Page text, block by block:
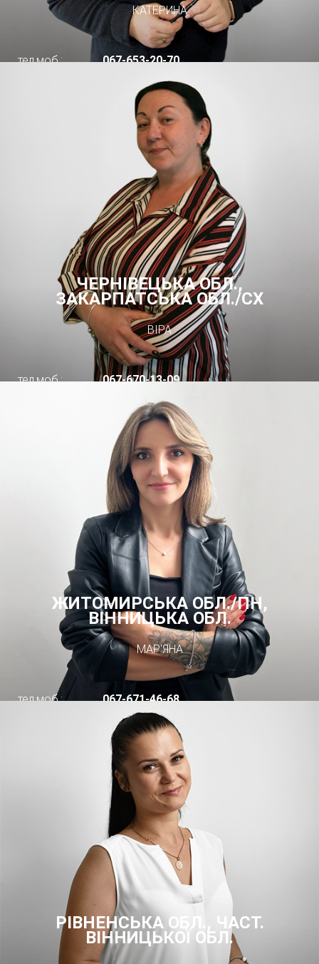
КАТЕРИНА
тел.моб.: 067-653-20-70
ЧЕРНІВЕЦЬКА ОБЛ.,
ЗАКАРПАТСЬКА ОБЛ./СХ
ВІРА
тел.моб.: 067-670-13-09
ЖИТОМИРСЬКА ОБЛ./ПН,
ВІННИЦЬКА ОБЛ.
МАР'ЯНА
тел.моб.: 067-671-46-68
РІВНЕНСЬКА ОБЛ., ЧАСТ.
ВІННИЦЬКОЇ ОБЛ.